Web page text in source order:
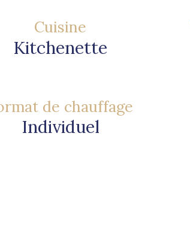
Cuisine
Kitchenette
de chauffage
Individuel